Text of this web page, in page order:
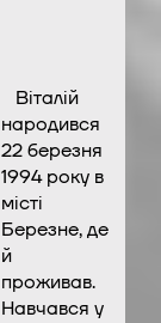
Віталій
народився
22 березня
1994 року в
місті
Березне, де
й
проживав.
Навчався у